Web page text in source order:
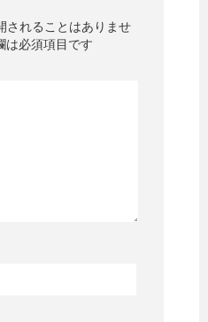
されることはありませ
は必須項目です